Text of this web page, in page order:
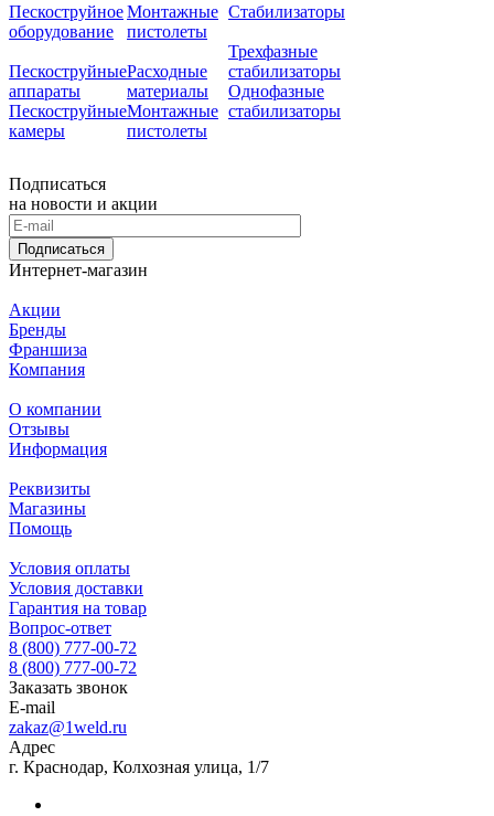
Пескоструйное
оборудование
Пескоструйные
аппараты
Пескоструйные
камеры
Монтажные
пистолеты
Расходные
материалы
Монтажные
пистолеты
Стабилизаторы
Трехфазные
стабилизаторы
Однофазные
стабилизаторы
Подписаться
на новости и акции
Подписаться
Интернет-магазин
Акции
Бренды
Франшиза
Компания
О компании
Отзывы
Информация
Реквизиты
Магазины
Помощь
Условия оплаты
Условия доставки
Гарантия на товар
Вопрос-ответ
8 (800) 777-00-72
8 (800) 777-00-72
Заказать звонок
E-mail
zakaz@1weld.ru
Адрес
г. Краснодар, Колхозная улица, 1/7